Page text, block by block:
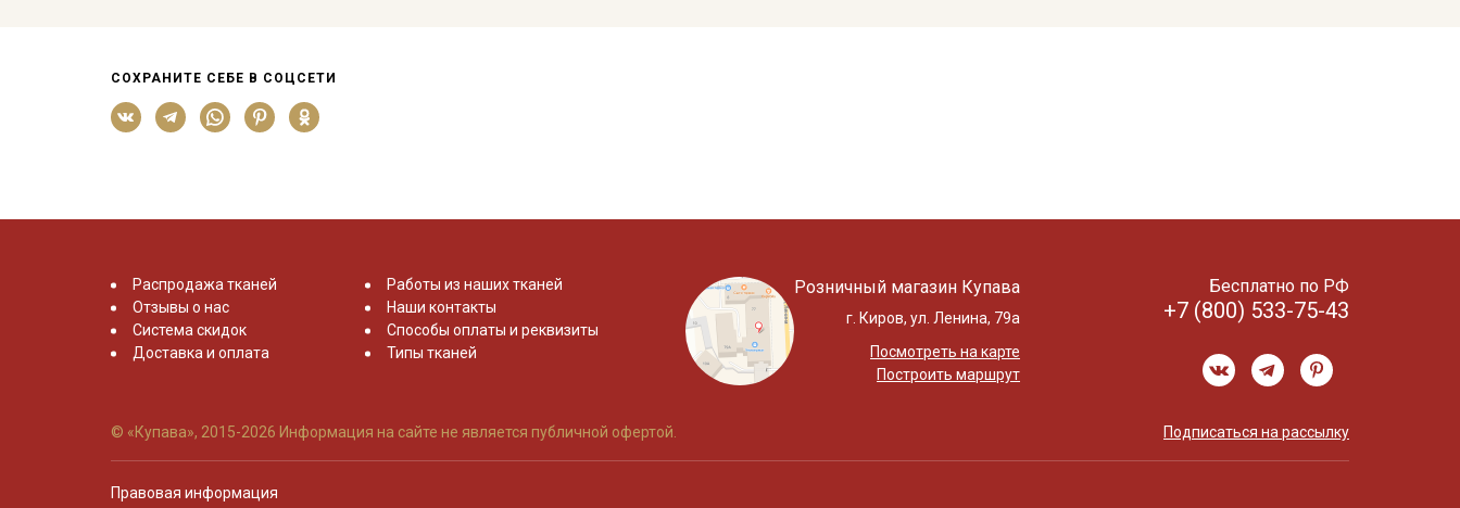
СОХРАНИТЕ СЕБЕ В СОЦСЕТИ
Распродажа тканей
Отзывы о нас
Система скидок
Доставка и оплата
Работы из наших тканей
Наши контакты
Способы оплаты и реквизиты
Типы тканей
Розничный магазин Купава
г. Киров, ул. Ленина, 79а
Посмотреть на карте
Построить маршрут
Бесплатно по РФ
+7 (800) 533-75-43
© «Купава», 2015-2026 Информация на сайте не является публичной офертой. Подписаться на рассылку
Правовая информация